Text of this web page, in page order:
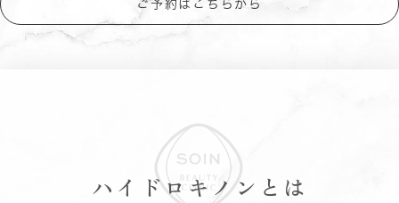
ご予約はこちらから
ハイドロキノンとは